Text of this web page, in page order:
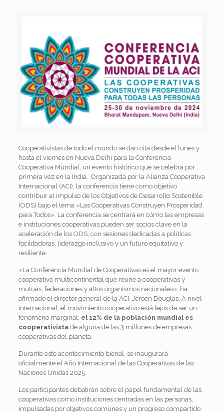
Cooperativistas de todo el mundo se dan cita desde el lunes y
hasta el viernes en Nueva Delhi para la Conferencia
Cooperativa Mundial, un evento histórico que se celebra por
primera vez en la India. Organizada por la Alianza Cooperativa
Internacional (ACI), la conferencia tiene como objetivo
contribuir al impulso de los Objetivos de Desarrollo Sostenible
(ODS) bajo el lema «Las Cooperativas Construyen Prosperidad
para Todos». La conferencia se centrará en cómo las empresas
e instituciones cooperativas pueden ser socios clave en la
aceleración de los ODS, con sesiones dedicadas a políticas
facilitadoras, liderazgo inclusivo y un futuro equitativo y
resiliente.
«La Conferencia Mundial de Cooperativas es el mayor evento
cooperativo multicontinental que reúne a cooperativas y
mutuas, federaciones y altos organismos nacionales», ha
afirmado el director general de la ACI, Jeroen Douglas. A nivel
internacional, el movimiento cooperativo está lejos de ser un
fenómeno marginal: el 12% de la población mundial es
cooperativistade alguna de las 3 millones de empresas
cooperativas del planeta.
Durante este acontecimiento bienal, se inaugurará
oficialmente el Año Internacional de las Cooperativas de las
Naciones Unidas 2025.
Los participantes debatirán sobre el papel fundamental de las
cooperativas como instituciones centradas en las personas,
impulsadas por objetivos comunes y un progreso compartido.